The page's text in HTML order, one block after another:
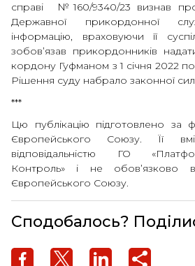
справі №160/9340/23 визнав
Державної прикордонної
інформацію, враховуючи її
зобов’язав прикордонників
кордону Гуфманом з 1 січня 2022
Рішення суду набрало законної
***
Цю публікацію підготовлено за
Європейського Союзу. Її
відповідальністю ГО
Контроль» і не обов’язково
Європейського Союзу.
Сподобалось?